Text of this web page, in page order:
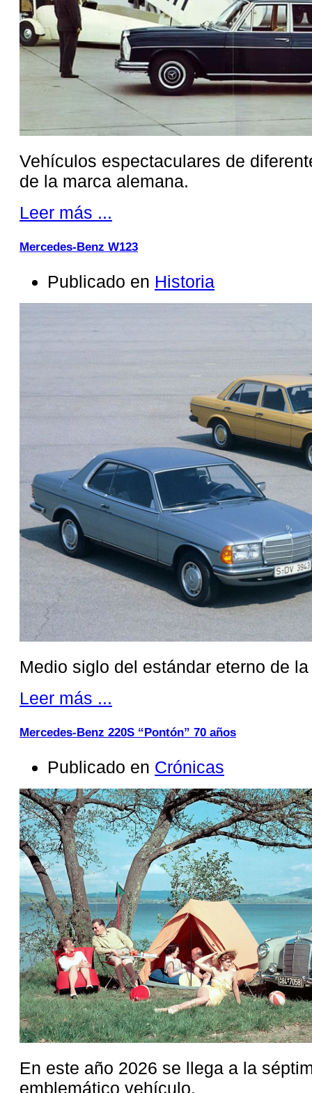
Vehículos espectaculares de
de la marca alemana.
Leer más ...
Mercedes-Benz W123
Publicado en Historia
Medio siglo del estándar eterno de
Leer más ...
Mercedes-Benz 220S “Pontón” 70 años
Publicado en Crónicas
En este año 2026 se llega a la
emblemático vehículo.